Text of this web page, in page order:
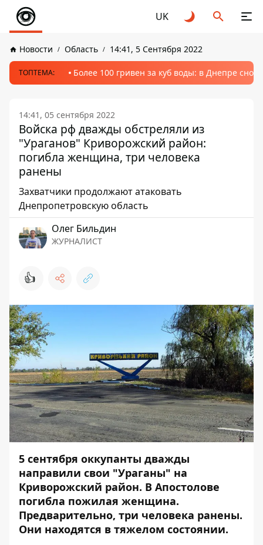
UK
Новости Область 14:41, 5 Сентября 2022
ТОПТЕМА: Более 100 гривен за куб воды: в Днепре
14:41, 05 сентября 2022
Войска рф дважды обстреляли из
"Ураганов" Криворожский район:
погибла женщина, три человека
ранены
Захватчики продолжают атаковать
Днепропетровскую область
Олег Бильдин
ЖУРНАЛИСТ
👍
5 сентября оккупанты дважды
направили свои "Ураганы" на
Криворожский район. В Апостолове
погибла пожилая женщина.
Предварительно, три человека ранены.
Они находятся в тяжелом состоянии.